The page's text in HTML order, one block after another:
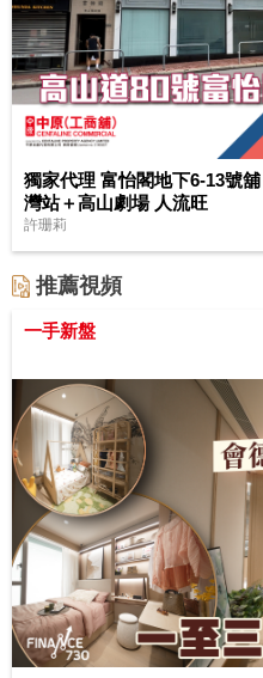
獨家代理 富怡閣地下6-13號
灣站＋高山劇場 人流旺
許珊莉
推薦視頻
一手新盤